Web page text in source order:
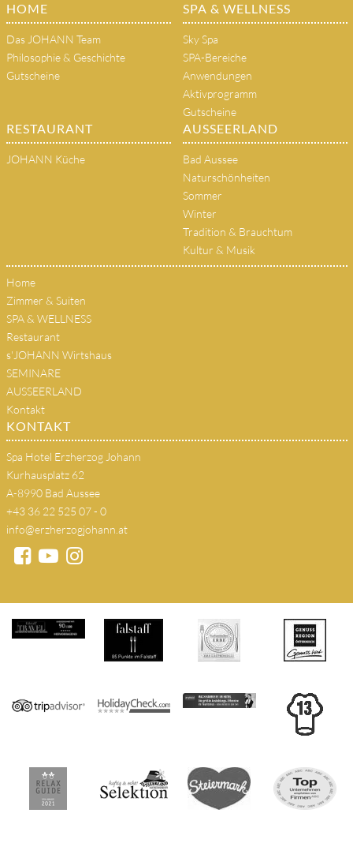
HOME
Das JOHANN Team
Philosophie & Geschichte
Gutscheine
SPA & WELLNESS
Sky Spa
SPA-Bereiche
Anwendungen
Aktivprogramm
Gutscheine
RESTAURANT
JOHANN Küche
AUSSEERLAND
Bad Aussee
Naturschönheiten
Sommer
Winter
Tradition & Brauchtum
Kultur & Musik
Home
Zimmer & Suiten
SPA & WELLNESS
Restaurant
s'JOHANN Wirtshaus
SEMINARE
AUSSEERLAND
Kontakt
KONTAKT
Spa Hotel Erzherzog Johann
Kurhausplatz 62
A-8990 Bad Aussee
+43 36 22 525 07 - 0
info@erzherzogjohann.at